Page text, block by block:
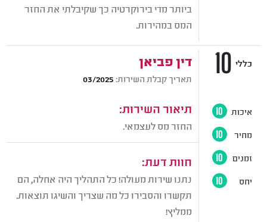
ביותר מדי בירוקרטיה כך שקיבלתי את החזר
המס במהירות.
דין פביאן
תאריך קבלת השירות: 03/2025
תיאור השירות:
החזר מס לעצמאי.
חוות דעת:
נתנו שירות מעולה! כל התהליך היה אחלה, הם
תקשרו והסבירו כל מה שצריך והשיגו תוצאות.
ממליץ!
10 כללי
איכות 10
מחיר 10
זמנים 10
יחס 10